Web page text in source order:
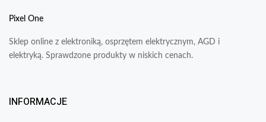
Pixel One
Sklep online z elektroniką, osprzętem elektrycznym, AGD i
elektryką. Sprawdzone produkty w niskich cenach.
INFORMACJE